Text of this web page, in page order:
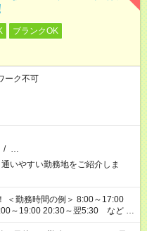
ブランクOK
ク不可
/ …
いやすい勤務地をご紹介しま
～19:00 20:30～翌5:30 など ★
勤のみ、残業なし、交替制など